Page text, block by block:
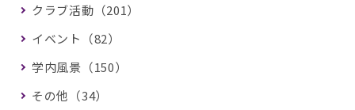
クラブ活動（201）
イベント（82）
学内風景（150）
その他（34）